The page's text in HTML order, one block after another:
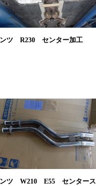
ツ R230 センター加工
ツ W210 E55 センタース